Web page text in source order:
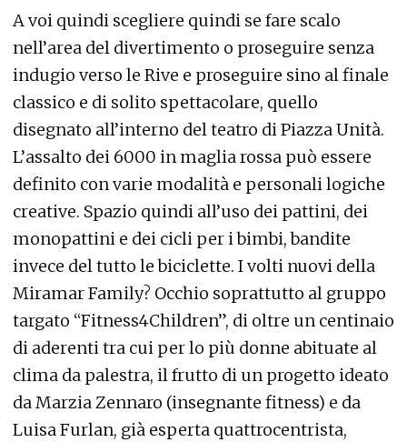
A voi quindi scegliere quindi se fare scalo
nell’area del divertimento o proseguire senza
indugio verso le Rive e proseguire sino al finale
classico e di solito spettacolare, quello
disegnato all’interno del teatro di Piazza Unità.
L’assalto dei 6000 in maglia rossa può essere
definito con varie modalità e personali logiche
creative. Spazio quindi all’uso dei pattini, dei
monopattini e dei cicli per i bimbi, bandite
invece del tutto le biciclette. I volti nuovi della
Miramar Family? Occhio soprattutto al gruppo
targato “Fitness4Children”, di oltre un centinaio
di aderenti tra cui per lo più donne abituate al
clima da palestra, il frutto di un progetto ideato
da Marzia Zennaro (insegnante fitness) e da
Luisa Furlan, già esperta quattrocentrista,